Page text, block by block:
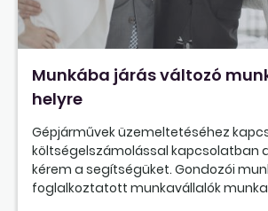
Munkába járás változó
helyre
Gépjárművek üzemeltetéséhez
költségelszámolással kapcsolatban
kérem a segítségüket. Gondozói
foglalkoztatott munkavállalók